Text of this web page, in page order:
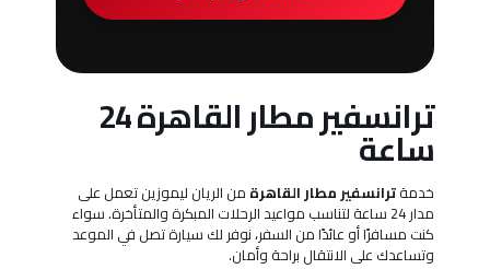
ترانسفير مطار القاهرة 24
ساعة
خدمةترانسفير مطار القاهرة من الريان ليموزين تعمل على
مدار 24 ساعة لتناسب مواعيد الرحلات المبكرة والمتأخرة. سواء
كنت مسافرًا أو عائدًا من السفر، نوفر لك سيارة تصل في الموعد
وتساعدك على الانتقال براحة وأمان.